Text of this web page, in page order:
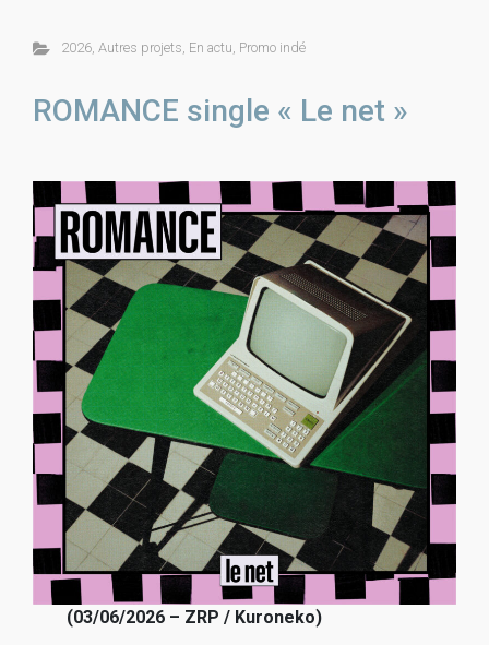
2026, Autres projets, En actu, Promo indé
ROMANCE single « Le net »
(03/06/2026 – ZRP / Kuroneko)